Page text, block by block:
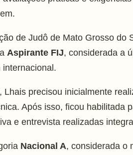
de Judô de Mato Grosso do
Aspirante FIJ, considerada a
Lhais precisou inicialmente
Após isso, ficou habilitada
e entrevista realizadas
Nacional A, considerada o